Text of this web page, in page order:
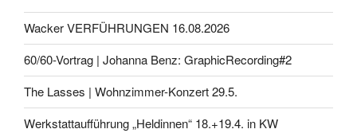
Wacker VERFÜHRUNGEN 16.08.2026
60/60-Vortrag | Johanna Benz: GraphicRecording#2
The Lasses | Wohnzimmer-Konzert 29.5.
Werkstattaufführung „Heldinnen“ 18.+19.4. in KW